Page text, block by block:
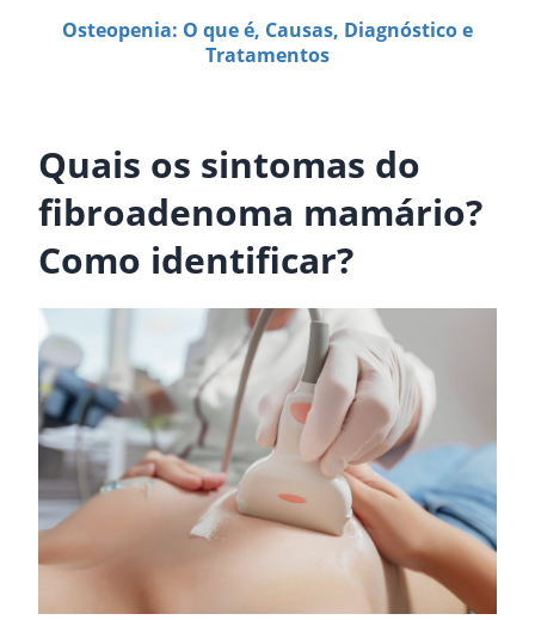
Osteopenia: O que é, Causas, Diagnóstico e
Tratamentos
Quais os sintomas do
fibroadenoma mamário?
Como identificar?